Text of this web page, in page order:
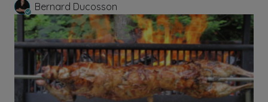
Bernard Ducosson